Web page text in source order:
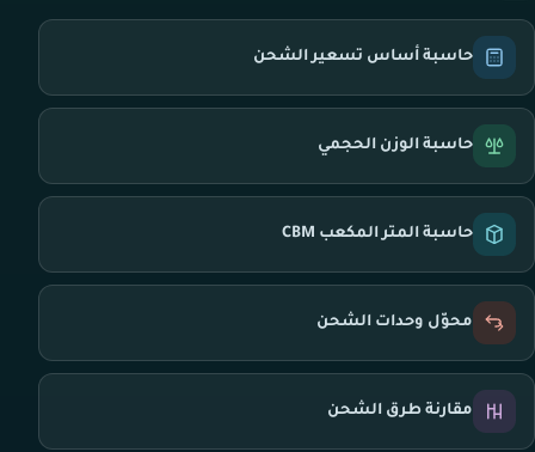
حاسبة أساس تسعير الشحن
حاسبة الوزن الحجمي
حاسبة المتر المكعب CBM
محوّل وحدات الشحن
مقارنة طرق الشحن